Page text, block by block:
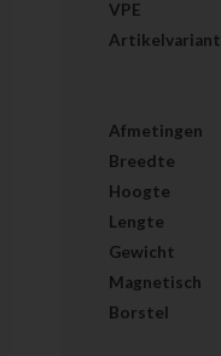
VPE
Artikelvariant
Afmetingen
Breedte
Hoogte
Lengte
Gewicht
Magnetisch
Borstel